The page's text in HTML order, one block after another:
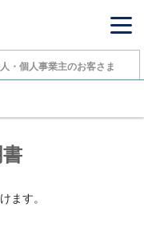
・個人事業主のお客さま
ます。